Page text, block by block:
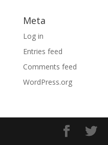
Meta
Log in
Entries feed
Comments feed
WordPress.org